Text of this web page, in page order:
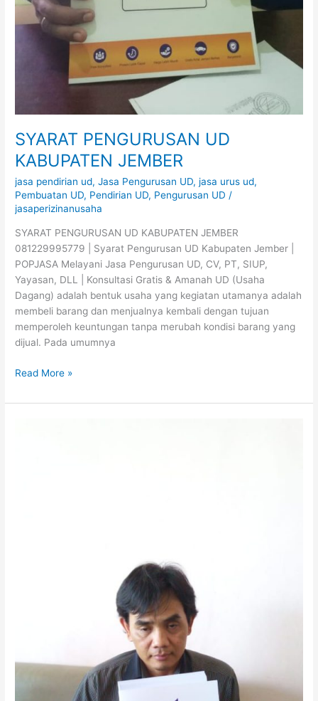
SYARAT PENGURUSAN UD
KABUPATEN JEMBER
jasa pendirian ud,Jasa Pengurusan UD,jasa urus ud,
Pembuatan UD, Pendirian UD, Pengurusan UD /
jasaperizinanusaha
SYARAT PENGURUSAN UD KABUPATEN JEMBER
081229995779 | Syarat Pengurusan UD Kabupaten Jember |
POPJASA Melayani Jasa Pengurusan UD, CV, PT, SIUP,
Yayasan, DLL | Konsultasi Gratis & Amanah UD (Usaha
Dagang) adalah bentuk usaha yang kegiatan utamanya adalah
membeli barang dan menjualnya kembali dengan tujuan
memperoleh keuntungan tanpa merubah kondisi barang yang
dijual. Pada umumnya
Read More »